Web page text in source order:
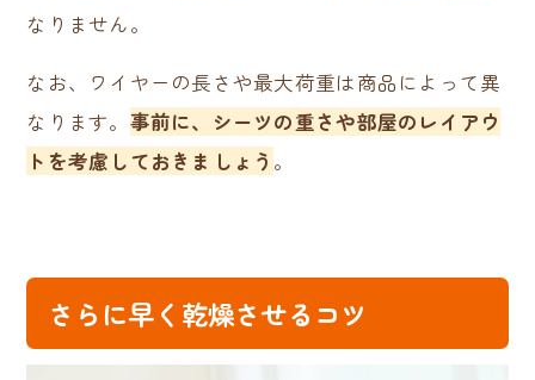
なりません。
なお、ワイヤーの長さや最大荷重は商品によって異
なります。 事前に、シーツの重さや部屋のレイアウ
トを考慮しておきましょう 。
さらに早く乾燥させるコツ